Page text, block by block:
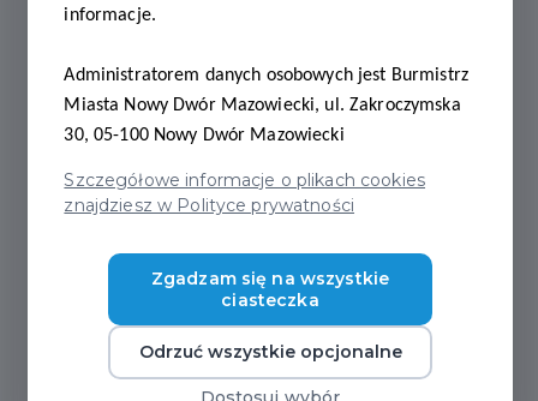
𝐍𝐢𝐞 𝐛𝐚̨𝐝𝐳́ 𝐏𝐈𝐓-𝐭𝐮𝐫𝐲𝐬𝐭𝐚̨!
𝐍𝐢𝐞 𝐛𝐚̨𝐝𝐳́ 𝐏𝐈𝐓-𝐭𝐮𝐫𝐲𝐬𝐭𝐚̨!
Rozlicz PIT tam, gdzie faktycznie mieszkasz i wyrób
To proste — wystarczą 4 kroki, aby korzystać z
lokalnych ulg i zniżek:
Zarejestruj się
Wejdź na stronęwww.karta.nowydwormaz.pl
skorzystaj z aplikacji mobilnej Nowodworska Karta
informacje.
Administratorem danych osobowych jest Burmistrz
Miasta Nowy Dwór Mazowiecki, ul. Zakroczymska
30, 05-100 Nowy Dwór Mazowiecki
Szczegółowe informacje o plikach cookies
znajdziesz w Polityce prywatności
Zgadzam się na wszystkie
ciasteczka
Odrzuć wszystkie opcjonalne